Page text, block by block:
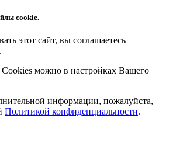
cookie.
этот сайт, вы соглашаетесь
Cookies можно в настройках Вашего
информации, пожалуйста,
Политикой конфиденциальности.